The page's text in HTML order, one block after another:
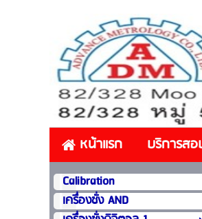
หน้าแรก บริการสอ
Calibration
เครื่องชั่ง AND